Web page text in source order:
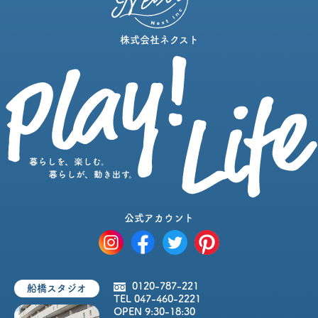
株式会社ネクスト
公式アカウント
船橋スタジオ
0120-787-221
TEL 047-460-2221
OPEN 9:30-18:30